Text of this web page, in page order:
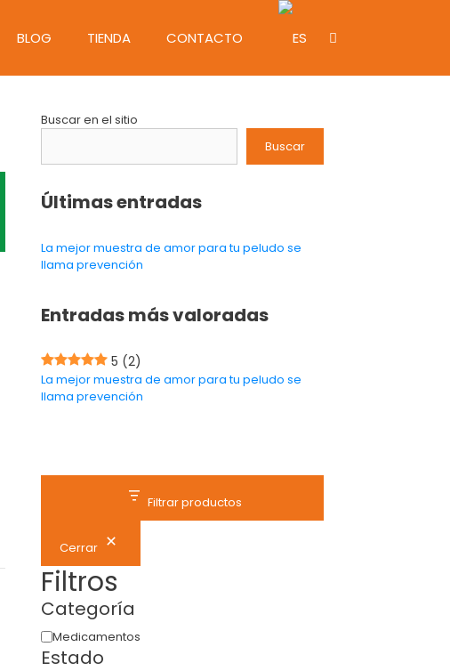
BLOG TIENDA CONTACTO
Buscar en el sitio
Buscar
Últimas entradas
La mejor muestra de amor para tu peludo se
llama prevención
Entradas más valoradas
5 (2)
La mejor muestra de amor para tu peludo se
llama prevención
Filtrar productos
Cerrar
Filtros
Categoría
Medicamentos
Estado